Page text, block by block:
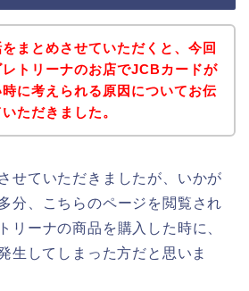
まとめさせていただくと、今回
レトリーナのお店でJCBカードが
に考えられる原因についてお伝
ただきました。
せていただきましたが、いかが
分、こちらのページを閲覧され
リーナの商品を購入した時に、
生してしまった方だと思いま